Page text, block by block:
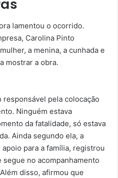
lamentou o ocorrido.
Carolina Pinto
a menina, a cunhada e
mostrar a obra.
responsável pela colocação
Ninguém estava
da fatalidade, só estava
Ainda segundo ela, a
para a família, registrou
no acompanhamento
disso, afirmou que